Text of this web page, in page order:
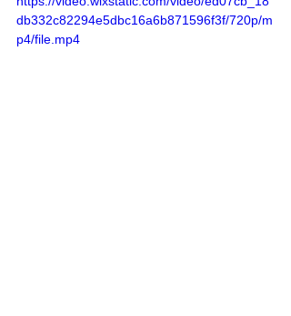
db332c82294e5dbc16a6b871596f3f/720p/m
p4/file.mp4